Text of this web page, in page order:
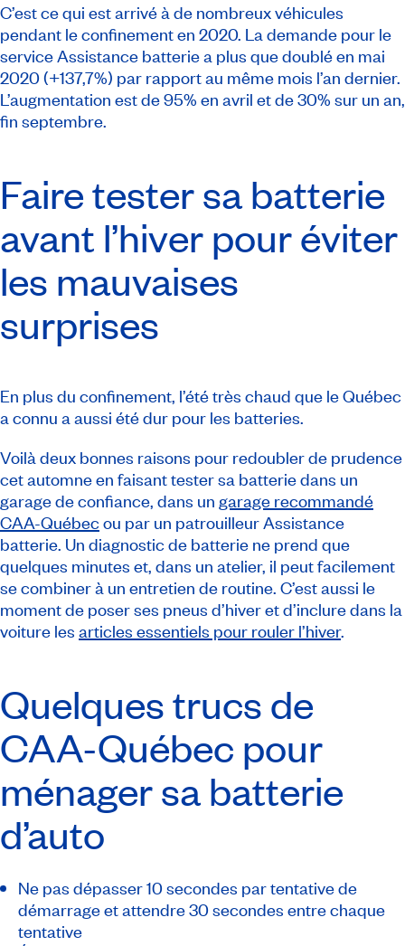
C’est ce qui est arrivé à de nombreux véhicules
pendant le confinement en 2020. La demande pour le
service Assistance batterie a plus que doublé en mai
2020 (+137,7%) par rapport au même mois l’an dernier.
L’augmentation est de 95% en avril et de 30% sur un an,
fin septembre.
Faire tester sa batterie
avant l’hiver pour éviter
les mauvaises
surprises
En plus du confinement, l’été très chaud que le Québec
a connu a aussi été dur pour les batteries.
Voilà deux bonnes raisons pour redoubler de prudence
cet automne en faisant tester sa batterie dans un
garage de confiance, dans un garage recommandé
CAA-Québec ou par un patrouilleur Assistance
batterie. Un diagnostic de batterie ne prend que
quelques minutes et, dans un atelier, il peut facilement
se combiner à un entretien de routine. C’est aussi le
moment de poser ses pneus d’hiver et d’inclure dans la
voiture les articles essentiels pour rouler l’hiver.
Quelques trucs de
CAA-Québec pour
ménager sa batterie
d’auto
Ne pas dépasser 10 secondes par tentative de
démarrage et attendre 30 secondes entre chaque
tentative